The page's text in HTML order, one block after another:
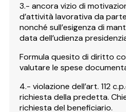
3.- ancora vizio di
d’attività lavorativa da
nonché sull’esigenza di
data dell’udienza
Formula quesito di diritto
valutare le spese
4.- violazione dell’art. 112
richiesta della predetta.
richiesta del beneficiario.